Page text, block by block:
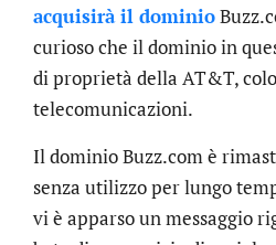
acquisirà il dominio
curioso che il dominio in
di proprietà della AT&T,
telecomunicazioni.
Il dominio Buzz.com è
senza utilizzo per lungo
vi è apparso un messaggio